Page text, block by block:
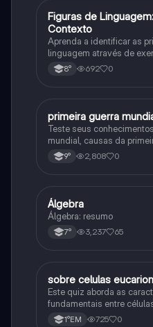
FPortuguês
Figuras de
Contexto
Aprenda a identificar as
linguagem através de
8° 692 0
História
primeira guerra
Teste seus
mundial, causas da
consequências da
primeira guerra mundial
9° 2,808 0
Matematica
Álgebra
Álgebra: resumo
7° 3,237 65
Biologia
sobre celulas
Este quiz aborda as
fundamentais entre
procariontes.
1°EM 725 0